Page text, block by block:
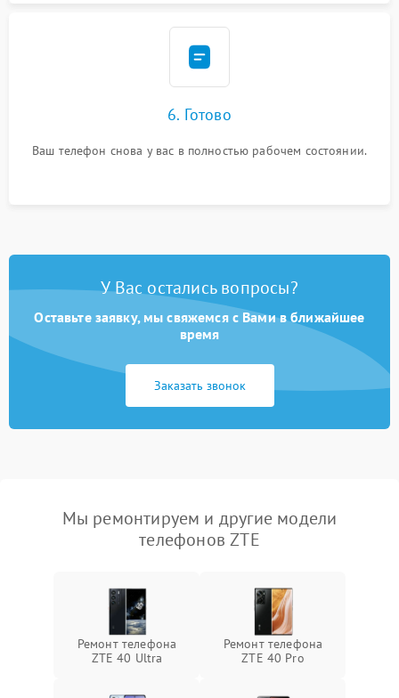
6. Готово
Ваш телефон снова у вас в полностью рабочем состоянии.
У Вас остались вопросы?
Оставьте заявку, мы свяжемся с Вами в ближайшее
время
Заказать звонок
Мы ремонтируем и другие модели
телефонов ZTE
Ремонт телефона
ZTE 40 Ultra
Ремонт телефона
ZTE 40 Pro